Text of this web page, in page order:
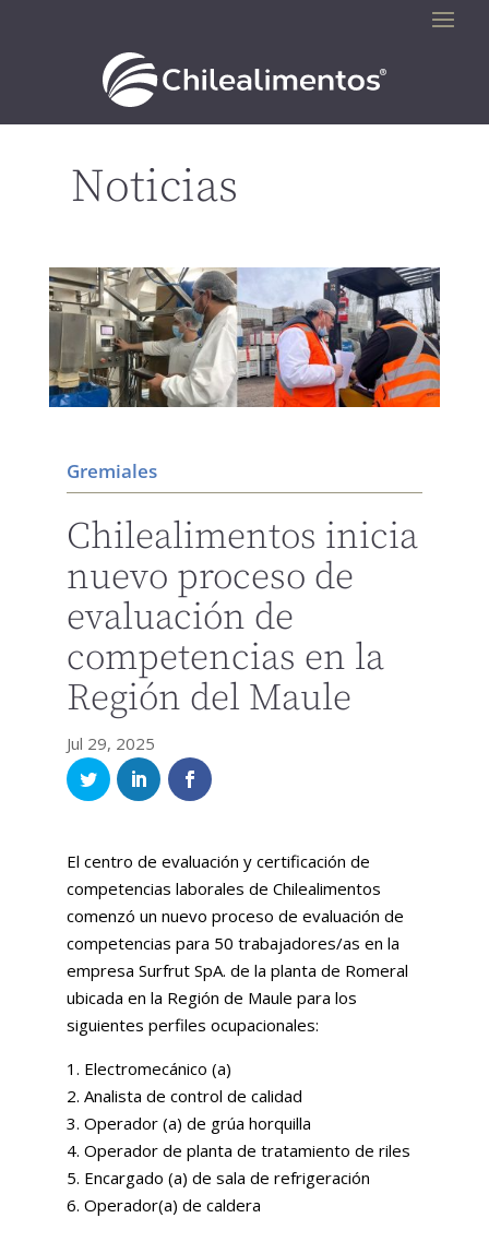
Noticias
Gremiales
Chilealimentos inicia
nuevo proceso de
evaluación de
competencias en la
Región del Maule
Jul 29, 2025
El centro de evaluación y certificación de
competencias laborales de Chilealimentos
comenzó un nuevo proceso de evaluación de
competencias para 50 trabajadores/as en la
empresa Surfrut SpA. de la planta de Romeral
ubicada en la Región de Maule para los
siguientes perfiles ocupacionales:
1. Electromecánico (a)
2. Analista de control de calidad
3. Operador (a) de grúa horquilla
4. Operador de planta de tratamiento de riles
5. Encargado (a) de sala de refrigeración
6. Operador(a) de caldera